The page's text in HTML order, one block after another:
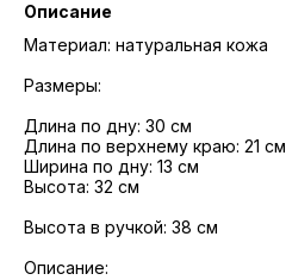
Описание
Материал: натуральная кожа
Размеры:
Длина по дну: 30 см
Длина по верхнему краю: 21 см
Ширина по дну: 13 см
Высота: 32 см
Высота в ручкой: 38 см
Описание: